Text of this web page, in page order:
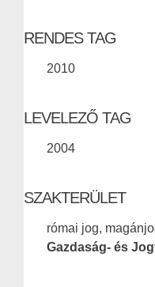
RENDES TAG
2010
LEVELEZŐ TAG
2004
SZAKTERÜLET
római jog,
Gazdaság- és